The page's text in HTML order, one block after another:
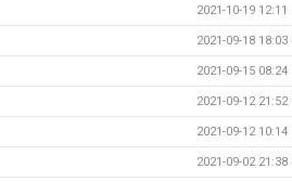
2021-10-19 12:11
2021-09-18 18:03
2021-09-15 08:24
2021-09-12 21:52
2021-09-12 10:14
2021-09-02 21:38